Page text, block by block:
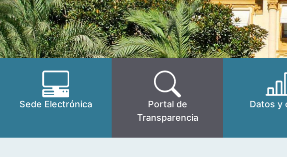
Sede Electrónica
Portal de
Transparencia
Datos y